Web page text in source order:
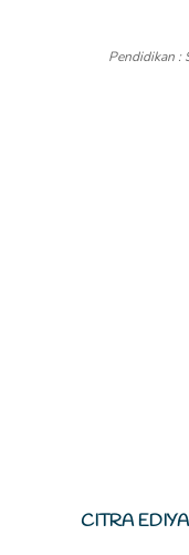
Pendidikan :
CITRA